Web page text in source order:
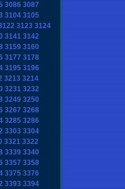
3086 3087
3104 3105
3123 3124
3141 3142
3159 3160
3177 3178
3195 3196
3213 3214
3231 3232
3249 3250
3267 3268
3285 3286
3303 3304
3321 3322
3339 3340
3357 3358
3375 3376
3393 3394